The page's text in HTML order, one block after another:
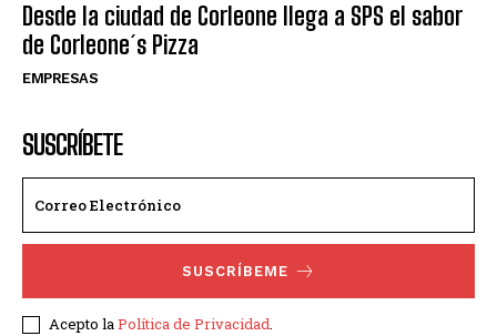
Desde la ciudad de Corleone llega a SPS el sabor
de Corleone´s Pizza
EMPRESAS
SUSCRÍBETE
SUSCRÍBEME
Acepto laPolítica de Privacidad.